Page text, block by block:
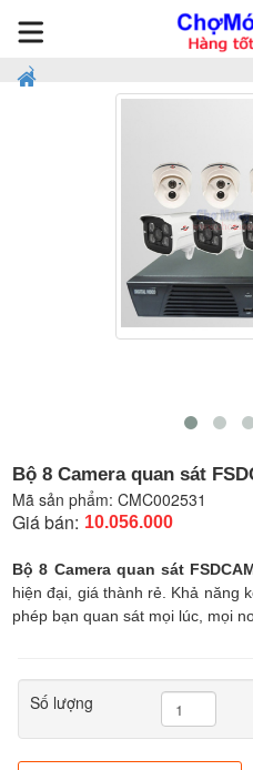
Bộ 8 Camera quan sát
Mã sản phẩm:CMC002531
Giá bán: 10.056.000
Bộ 8 Camera quan sát
hiện đại, giá thành rẻ. Khả năng
phép bạn quan sát mọi lúc, mọi
Số lượng